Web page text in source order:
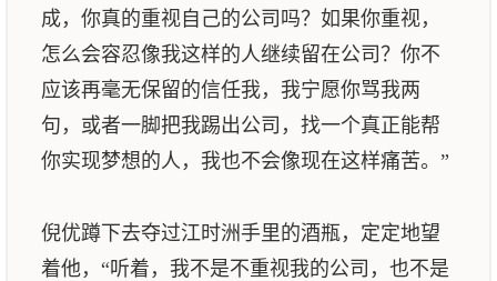
成，你真的重视自己的公司吗？如果你重视，
怎么会容忍像我这样的人继续留在公司？你不
应该再毫无保留的信任我，我宁愿你骂我两
句，或者一脚把我踢出公司，找一个真正能帮
你实现梦想的人，我也不会像现在这样痛苦。”
倪优蹲下去夺过江时洲手里的酒瓶，定定地望
着他，“听着，我不是不重视我的公司，也不是